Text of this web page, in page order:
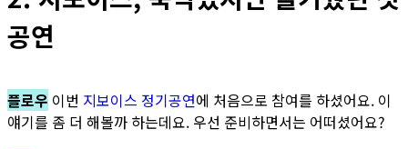
공연
플로우 이번 지보이스 정기공연에 처음으로 참여를 하셨어요. 이
얘기를 좀 더 해볼까 하는데요. 우선 준비하면서는 어떠셨어요?